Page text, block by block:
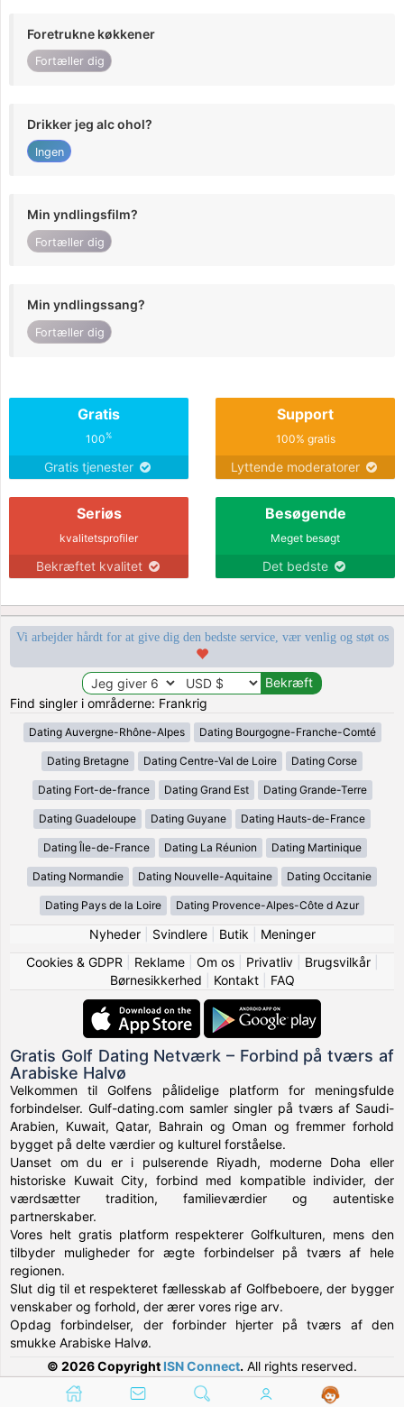
Foretrukne køkkener
Fortæller dig
Drikker jeg alc ohol?
Ingen
Min yndlingsfilm?
Fortæller dig
Min yndlingssang?
Fortæller dig
Gratis
100%
Gratis tjenester
Support
100% gratis
Lyttende moderatorer
Seriøs
kvalitetsprofiler
Bekræftet kvalitet
Besøgende
Meget besøgt
Det bedste
Vi arbejder hårdt for at give dig den bedste service, vær venlig og støt os
Find singler i områderne: Frankrig
Dating Auvergne-Rhône-Alpes Dating Bourgogne-Franche-Comté
Dating Bretagne Dating Centre-Val de Loire Dating Corse
Dating Fort-de-france Dating Grand Est Dating Grande-Terre
Dating Guadeloupe Dating Guyane Dating Hauts-de-France
Dating Île-de-France Dating La Réunion Dating Martinique
Dating Normandie Dating Nouvelle-Aquitaine Dating Occitanie
Dating Pays de la Loire Dating Provence-Alpes-Côte d Azur
Nyheder| Svindlere| Butik
Meninger
Cookies & GDPR
Reklame| Om os| Privatliv| Brugsvilkår|
Børnesikkerhed
Kontakt| FAQ
Gratis Golf Dating Netværk – Forbind på tværs af
Arabiske Halvø
Velkommen til Golfens pålidelige platform for meningsfulde
forbindelser. Gulf-dating.com samler singler på tværs af Saudi-
Arabien, Kuwait, Qatar, Bahrain og Oman og fremmer forhold
bygget på delte værdier og kulturel forståelse.
Uanset om du er i pulserende Riyadh, moderne Doha eller
historiske Kuwait City, forbind med kompatible individer, der
værdsætter tradition, familieværdier og autentiske
partnerskaber.
Vores helt gratis platform respekterer Golfkulturen, mens den
tilbyder muligheder for ægte forbindelser på tværs af hele
regionen.
Slut dig til et respekteret fællesskab af Golfbeboere, der bygger
venskaber og forhold, der ærer vores rige arv.
Opdag forbindelser, der forbinder hjerter på tværs af den
smukke Arabiske Halvø.
© 2026 Copyright ISN Connect. All rights reserved.